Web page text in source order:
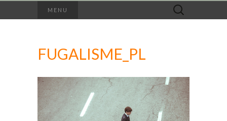
MENU Rechercher :
FUGALISME_PL